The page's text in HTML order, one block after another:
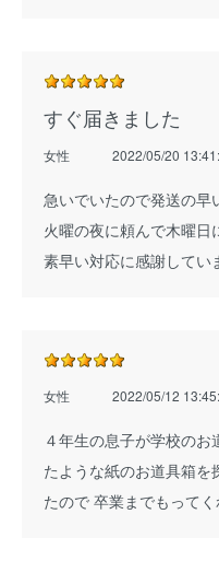
すぐ届きました
女性 2022/05/20
急いでいたので発送の早
火曜の夜に頼んで木曜日
素早い対応に感謝してい
女性 2022/05/12
４年生の息子が学校の
たような紙のお道具箱を
たので 卒業までもって